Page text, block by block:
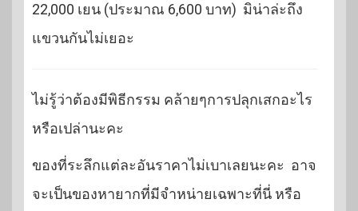
22,000 เยน (ประมาณ 6,600 บาท) มิน่าล่ะถึง
แขวนกันไม่เยอะ
ไม่รู้ว่าต้องมีพิธีกรรม คล้ายๆการปลุกเสกอะไร
หรือเปล่านะคะ
ของที่ระลึกแต่ละอันราคาไม่เบาเลยนะคะ อาจ
จะเป็นของหายากที่มีจำหน่ายเฉพาะที่นี่ หรือ